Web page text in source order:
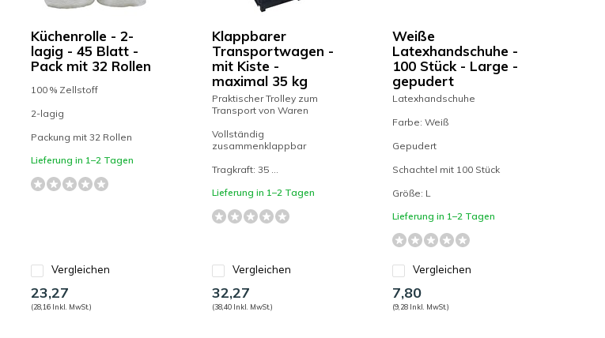
Küchenrolle - 2-
lagig - 45 Blatt -
Pack mit 32 Rollen
100 % Zellstoff
2-lagig
Packung mit 32 Rollen
Lieferung in 1–2 Tagen
Vergleichen
23,27
(28,16 Inkl. MwSt.)
Klappbarer
Transportwagen -
mit Kiste -
maximal 35 kg
Praktischer Trolley zum
Transport von Waren
Vollständig
zusammenklappbar
Tragkraft: 35 ...
Lieferung in 1–2 Tagen
Vergleichen
32,27
(38,40 Inkl. MwSt.)
Weiße
Latexhandschuhe -
100 Stück - Large -
gepudert
Latexhandschuhe
Farbe: Weiß
Gepudert
Schachtel mit 100 Stück
Größe: L
Lieferung in 1–2 Tagen
Vergleichen
7,80
(9,28 Inkl. MwSt.)